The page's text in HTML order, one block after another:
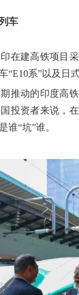
车
在建高铁项目
“E10系”以及日
推动的印度高铁
投资者来说，
谁“坑”谁。